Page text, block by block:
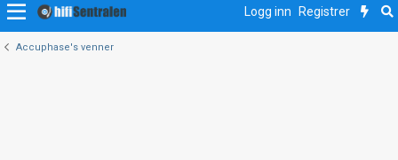
Logg inn Registrer
Accuphase's venner